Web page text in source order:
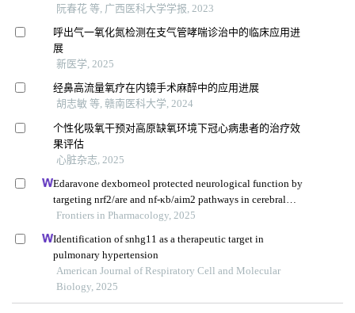
阮春花 等, 广西医科大学学报, 2023
呼出气一氧化氮检测在支气管哮喘诊治中的临床应用进
展
新医学, 2025
经鼻高流量氧疗在内镜手术麻醉中的应用进展
胡志敏 等, 赣南医科大学, 2024
个性化吸氧干预对高原缺氧环境下冠心病患者的治疗效
果评估
心脏杂志, 2025
Edaravone dexborneol protected neurological function by
targeting nrf2/are and nf-κb/aim2 pathways in cerebral
ischemia/reperfusion injury
Frontiers in Pharmacology, 2025
Identification of snhg11 as a therapeutic target in
pulmonary hypertension
American Journal of Respiratory Cell and Molecular
Biology, 2025